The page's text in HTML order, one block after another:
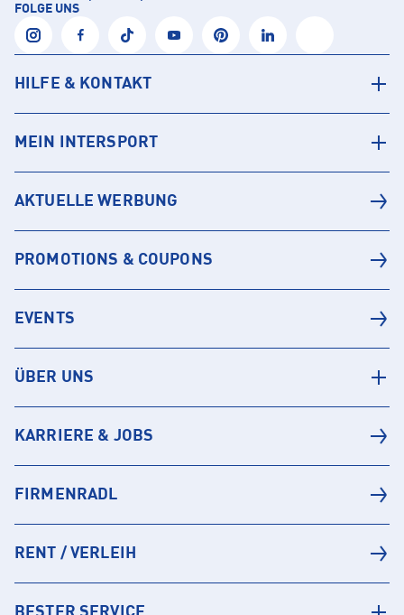
FOLGE UNS
HILFE & KONTAKT
MEIN INTERSPORT
AKTUELLE WERBUNG
PROMOTIONS & COUPONS
EVENTS
ÜBER UNS
KARRIERE & JOBS
FIRMENRADL
RENT / VERLEIH